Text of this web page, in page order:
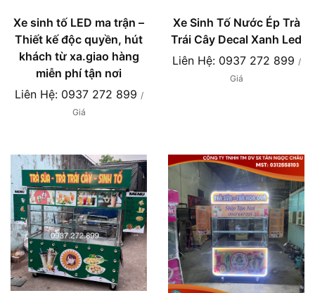
Xe sinh tố LED ma trận –
Thiết kế độc quyền, hút
khách từ xa.giao hàng
miễn phí tận nơi
Liên Hệ: 0937 272 899 /
Giá
Xe Sinh Tố Nước Ép Trà
Trái Cây Decal Xanh Led
Liên Hệ: 0937 272 899 /
Giá